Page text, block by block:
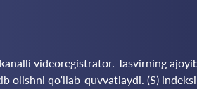
videoregistrator. Tasvirning
olishni qo‘llab-quvvatlaydi. (S)